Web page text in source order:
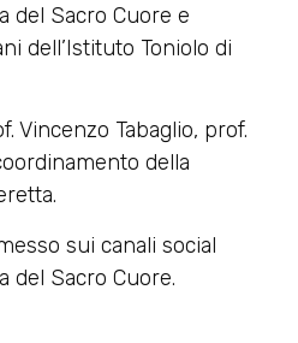
del Sacro Cuore e
dell’Istituto Toniolo di
Vincenzo Tabaglio, prof.
della
sui canali social
del Sacro Cuore.